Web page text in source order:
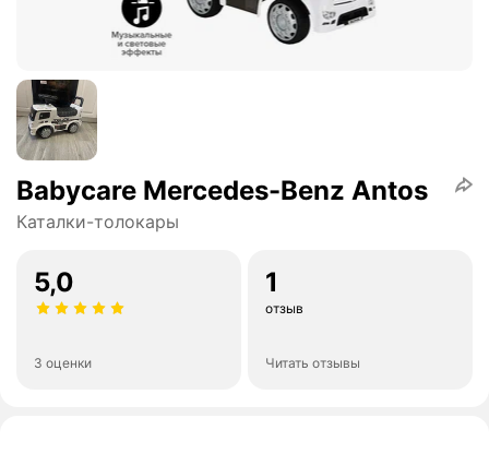
Babycare Mercedes-Benz Antos
Каталки-толокары
5,0
3 оценки
1
отзыв
Читать отзывы